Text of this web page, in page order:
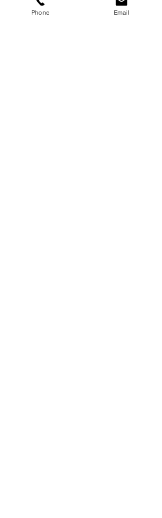
Looking Forward
During disasters, infection control is not
Phone Email